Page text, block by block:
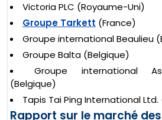
Victoria PLC (Royaume-Uni)
Groupe Tarkett (France)
Groupe international Beaulieu
Groupe Balta (Belgique)
Groupe international
(Belgique)
Tapis Tai Ping International Ltd.
Rapport sur le marché